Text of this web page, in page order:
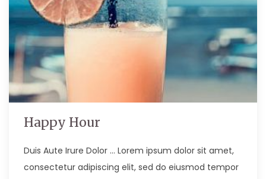
Happy Hour
Duis Aute Irure Dolor … Lorem ipsum dolor sit amet,
consectetur adipiscing elit, sed do eiusmod tempor